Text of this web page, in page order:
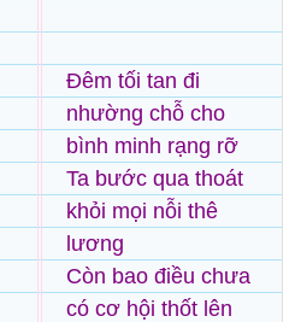
Đêm tối tan đi
nhường chỗ cho
bình minh rạng rỡ
Ta bước qua thoát
khỏi mọi nỗi thê
lương
Còn bao điều chưa
có cơ hội thốt lên